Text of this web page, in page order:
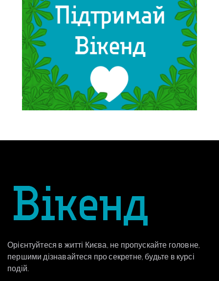
Орієнтуйтеся в житті Києва, не пропускайте головне,
першими дізнавайтеся про секретне, будьте в курсі
подій.